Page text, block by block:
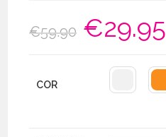
€59.90
O
preço
original
€29.95
COR